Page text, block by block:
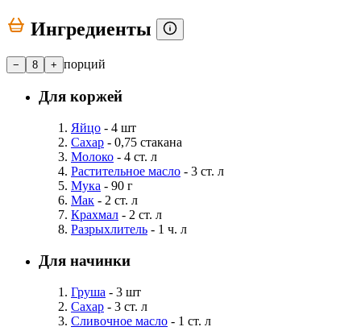
Ингредиенты
− 8 + порций
Для коржей
Яйцо - 4 шт
Сахар - 0,75 стакана
Молоко - 4 ст. л
Растительное масло - 3 ст. л
Мука - 90 г
Мак - 2 ст. л
Крахмал - 2 ст. л
Разрыхлитель - 1 ч. л
Для начинки
Груша - 3 шт
Сахар - 3 ст. л
Сливочное масло - 1 ст. л